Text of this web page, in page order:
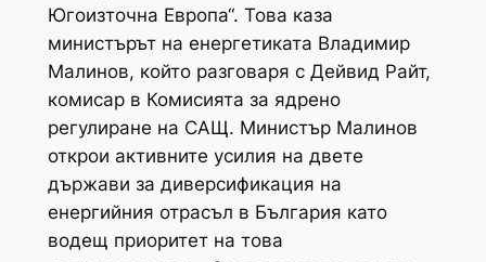
Югоизточна Европа“. Това каза
министърът на енергетиката Владимир
Малинов, който разговаря с Дейвид Райт,
комисар в Комисията за ядрено
регулиране на САЩ. Министър Малинов
открои активните усилия на двете
държави за диверсификация на
енергийния отрасъл в България като
водещ приоритет на това